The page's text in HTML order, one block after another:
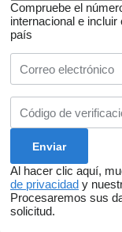
Compruebe el
internacional e incluir
país
Al hacer clic aquí,
de privacidad y
Procesaremos sus
solicitud.